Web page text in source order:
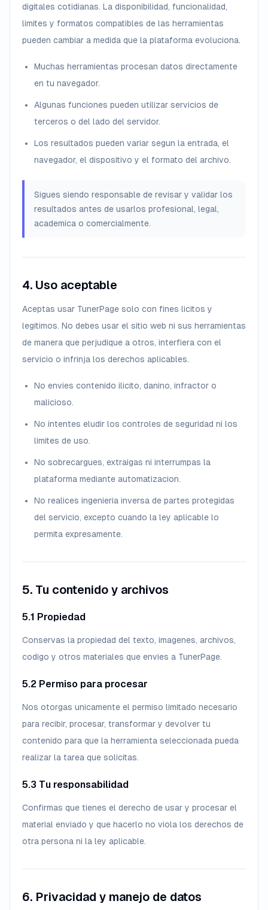
digitales cotidianas. La disponibilidad, funcionalidad,
limites y formatos compatibles de las herramientas
pueden cambiar a medida que la plataforma evoluciona.
Muchas herramientas procesan datos directamente
en tu navegador.
Algunas funciones pueden utilizar servicios de
terceros o del lado del servidor.
Los resultados pueden variar segun la entrada, el
navegador, el dispositivo y el formato del archivo.
Sigues siendo responsable de revisar y validar los
resultados antes de usarlos profesional, legal,
academica o comercialmente.
4. Uso aceptable
Aceptas usar TunerPage solo con fines licitos y
legitimos. No debes usar el sitio web ni sus herramientas
de manera que perjudique a otros, interfiera con el
servicio o infrinja los derechos aplicables.
No envies contenido ilicito, danino, infractor o
malicioso.
No intentes eludir los controles de seguridad ni los
limites de uso.
No sobrecargues, extraigas ni interrumpas la
plataforma mediante automatizacion.
No realices ingenieria inversa de partes protegidas
del servicio, excepto cuando la ley aplicable lo
permita expresamente.
5. Tu contenido y archivos
5.1 Propiedad
Conservas la propiedad del texto, imagenes, archivos,
codigo y otros materiales que envies a TunerPage.
5.2 Permiso para procesar
Nos otorgas unicamente el permiso limitado necesario
para recibir, procesar, transformar y devolver tu
contenido para que la herramienta seleccionada pueda
realizar la tarea que solicitas.
5.3 Tu responsabilidad
Confirmas que tienes el derecho de usar y procesar el
material enviado y que hacerlo no viola los derechos de
otra persona ni la ley aplicable.
6. Privacidad y manejo de datos